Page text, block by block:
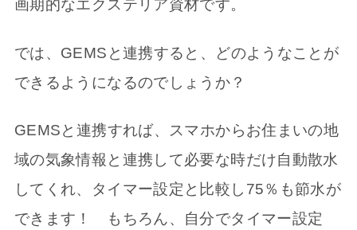
画期的なエクステリア資材です。
では、GEMSと連携すると、どのようなことが
できるようになるのでしょうか？
GEMSと連携すれば、スマホからお住まいの地
域の気象情報と連携して必要な時だけ自動散水
してくれ、タイマー設定と比較し75％も節水が
できます！ もちろん、自分でタイマー設定